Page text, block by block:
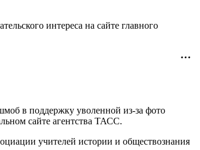
интереса на сайте главного
в поддержку уволенной из-за фото
сайте агентства ТАСС.
учителей истории и обществознания